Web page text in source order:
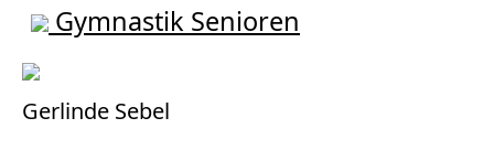
Gymnastik Senioren
Gerlinde Sebel